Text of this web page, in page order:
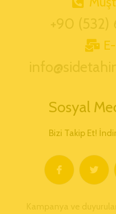
+90 (532)
Sosyal
Bizi Takip Et!
Kampanya ve